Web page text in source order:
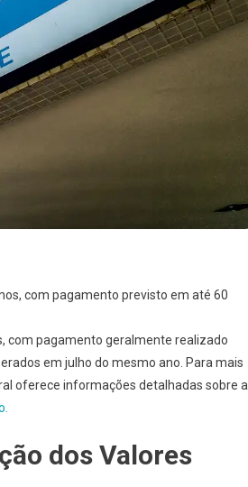
com pagamento previsto em até 60
com pagamento geralmente realizado
em julho do mesmo ano. Para mais
oferece informações detalhadas sobre a
dos Valores